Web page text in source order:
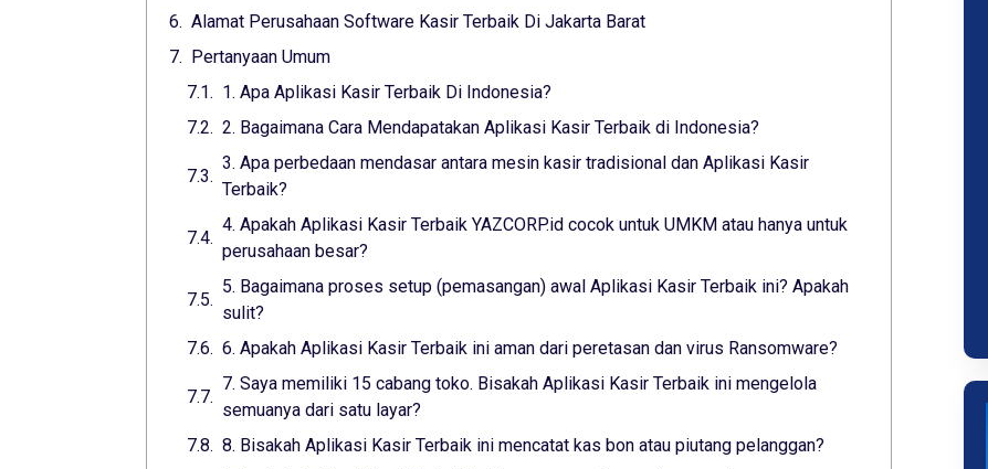
Alamat Perusahaan Software Kasir Terbaik Di Jakarta Barat
Pertanyaan Umum
1. Apa Aplikasi Kasir Terbaik Di Indonesia?
2. Bagaimana Cara Mendapatakan Aplikasi Kasir Terbaik di Indonesia?
3. Apa perbedaan mendasar antara mesin kasir tradisional dan Aplikasi Kasir
Terbaik?
4. Apakah Aplikasi Kasir Terbaik YAZCORP.id cocok untuk UMKM atau hanya untuk
perusahaan besar?
5. Bagaimana proses setup (pemasangan) awal Aplikasi Kasir Terbaik ini? Apakah
sulit?
6. Apakah Aplikasi Kasir Terbaik ini aman dari peretasan dan virus Ransomware?
7. Saya memiliki 15 cabang toko. Bisakah Aplikasi Kasir Terbaik ini mengelola
semuanya dari satu layar?
8. Bisakah Aplikasi Kasir Terbaik ini mencatat kas bon atau piutang pelanggan?